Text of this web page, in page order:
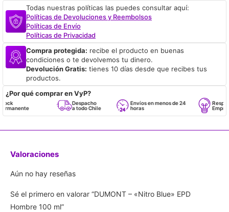
Todas nuestras políticas las puedes consultar aquí:
Políticas de Devoluciones y Reembolsos
Políticas de Envío
Políticas de Privacidad
Compra protegida: recibe el producto en buenas
condiciones o te devolvemos tu dinero.
Devolución Gratis: tienes 10 días desde que recibes tus
productos.
¿Por qué comprar en VyP?
Despacho
a todo Chile
Envíos en menos de 24
horas
Respaldo
Valoraciones
Aún no hay reseñas
Sé el primero en valorar “DUMONT – «Nitro Blue» EPD
Hombre 100 ml”